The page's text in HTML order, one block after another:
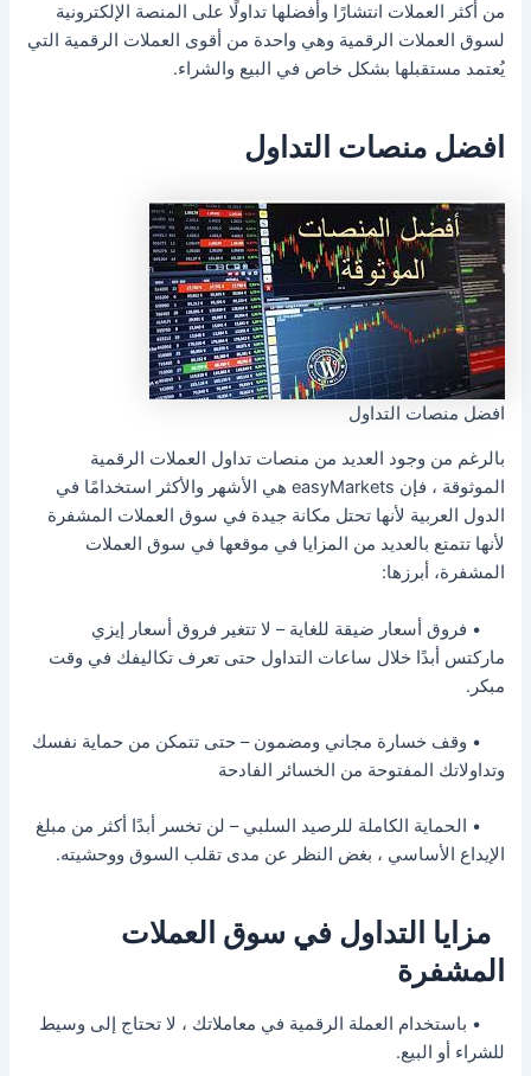
من أكثر العملات انتشارًا وأفضلها تداولًا على المنصة الإلكترونية
لسوق العملات الرقمية وهي واحدة من أقوى العملات الرقمية التي
يُعتمد مستقبلها بشكل خاص في البيع والشراء.
افضل منصات التداول
افضل منصات التداول
بالرغم من وجود العديد من منصات تداول العملات الرقمية
الموثوقة ، فإن easyMarkets هي الأشهر والأكثر استخدامًا في
الدول العربية لأنها تحتل مكانة جيدة في سوق العملات المشفرة
لأنها تتمتع بالعديد من المزايا في موقعها في سوق العملات
المشفرة، أبرزها:
• فروق أسعار ضيقة للغاية – لا تتغير فروق أسعار إيزي
ماركتس أبدًا خلال ساعات التداول حتى تعرف تكاليفك في وقت
مبكر.
• وقف خسارة مجاني ومضمون – حتى تتمكن من حماية نفسك
وتداولاتك المفتوحة من الخسائر الفادحة
• الحماية الكاملة للرصيد السلبي – لن تخسر أبدًا أكثر من مبلغ
الإيداع الأساسي ، بغض النظر عن مدى تقلب السوق ووحشيته.
مزايا التداول في سوق العملات
المشفرة
• باستخدام العملة الرقمية في معاملاتك ، لا تحتاج إلى وسيط
للشراء أو البيع.